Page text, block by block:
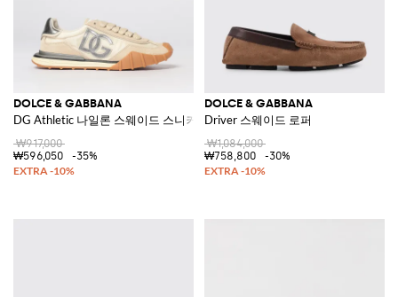
DOLCE & GABBANA
DG Athletic 나일론 스웨이드 스니커즈
₩917,000
₩596,050
-35%
DOLCE & GABBANA
Driver 스웨이드 로퍼
₩1,084,000
₩758,800
-30%